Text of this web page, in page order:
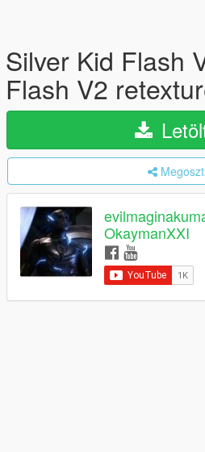
Silver Kid Flash
Flash V2
OkaymanXXI